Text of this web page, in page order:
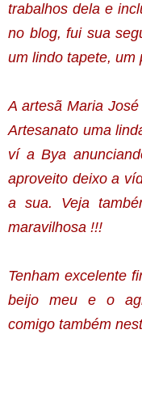
trabalhos dela e
no blog, fui sua
um lindo tapete,
A artesã Maria
Artesanato uma
ví a Bya
aproveito deixo a
a sua. Veja
maravilhosa !!!
Tenham excelente
beijo meu e o
comigo também